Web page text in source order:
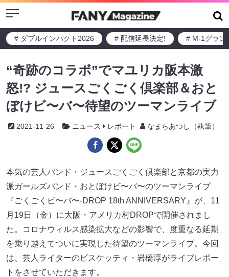
Menu
# ダブルインパクト2026 # 配信延長決定! # M-1グラン
“奇跡のコラボ”でマユリカ阪本激
怒!? ジュースごくごく倶楽部＆おと
ぼけビ〜バ〜待望のツーマンライブ
2021-11-26 ニュース レポート なまらあつし（執筆）
本気の芸人バンド・ジュースごくごく倶楽部と京都の実力
派ガールズバンド・おとぼけビ〜バ〜のツーマンライブ
『ごくごくビ〜バ〜-DROP 18th ANNIVERSARY』が、11
月19日（金）に大阪・アメリカ村DROPで開催されまし
た。コロナウィルス感染拡大などの影響で、度重なる延期
を乗り越えてついに実現した待望のツーマンライブ。今回
は、芸人ライターのビスケッティ・岩橋淳がライブレポー
トをさせていただきます。